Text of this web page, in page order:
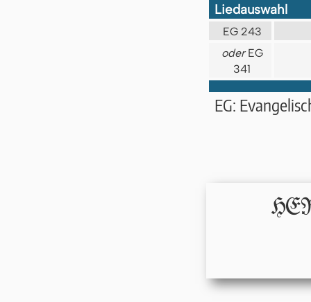
Liedauswahl
EG 243
oderEG
341
EG: